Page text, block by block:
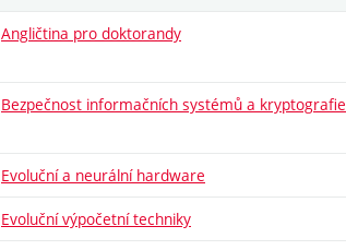
Angličtina pro doktorandy
Bezpečnost informačních systémů a kryptografie
Evoluční a neurální hardware
Evoluční výpočetní techniky